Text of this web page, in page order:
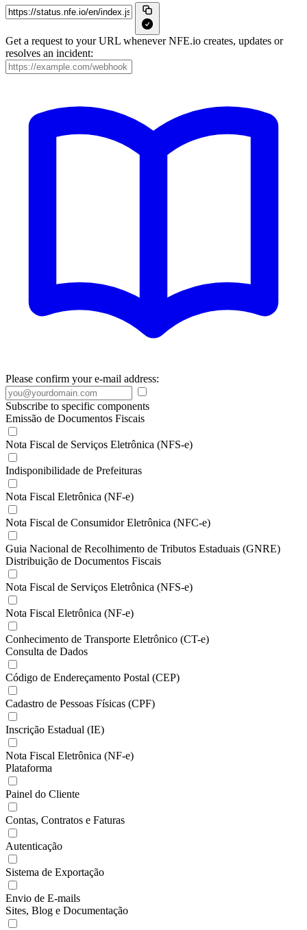
Get a request to your URL whenever NFE.io creates, updates or
resolves an incident:
Please confirm your e-mail address:
Subscribe to specific components
Emissão de Documentos Fiscais
Nota Fiscal de Serviços Eletrônica (NFS-e)
Indisponibilidade de Prefeituras
Nota Fiscal Eletrônica (NF-e)
Nota Fiscal de Consumidor Eletrônica (NFC-e)
Guia Nacional de Recolhimento de Tributos Estaduais (GNRE)
Distribuição de Documentos Fiscais
Nota Fiscal de Serviços Eletrônica (NFS-e)
Nota Fiscal Eletrônica (NF-e)
Conhecimento de Transporte Eletrônico (CT-e)
Consulta de Dados
Código de Endereçamento Postal (CEP)
Cadastro de Pessoas Físicas (CPF)
Inscrição Estadual (IE)
Nota Fiscal Eletrônica (NF-e)
Plataforma
Painel do Cliente
Contas, Contratos e Faturas
Autenticação
Sistema de Exportação
Envio de E-mails
Sites, Blog e Documentação